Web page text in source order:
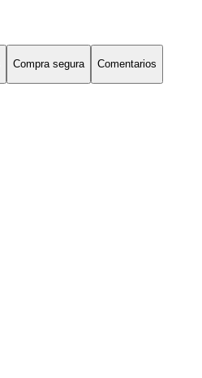
Compra segura Comentarios